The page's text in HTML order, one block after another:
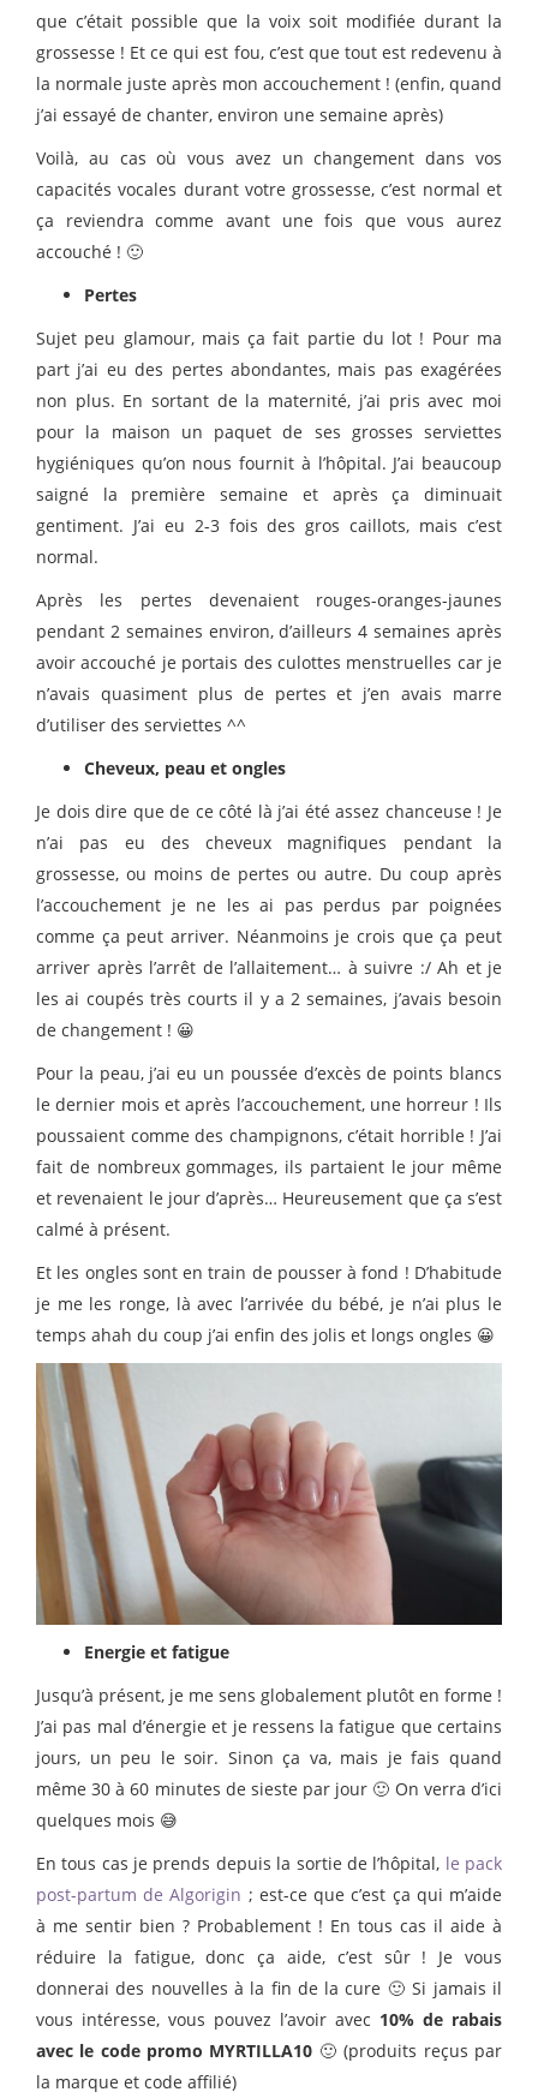
que c’était possible que la voix soit modifiée durant la
grossesse ! Et ce qui est fou, c’est que tout est redevenu à
la normale juste après mon accouchement ! (enfin, quand
j’ai essayé de chanter, environ une semaine après)
Voilà, au cas où vous avez un changement dans vos
capacités vocales durant votre grossesse, c’est normal et
ça reviendra comme avant une fois que vous aurez
accouché ! 🙂
Pertes
Sujet peu glamour, mais ça fait partie du lot ! Pour ma
part j’ai eu des pertes abondantes, mais pas exagérées
non plus. En sortant de la maternité, j’ai pris avec moi
pour la maison un paquet de ses grosses serviettes
hygiéniques qu’on nous fournit à l’hôpital. J’ai beaucoup
saigné la première semaine et après ça diminuait
gentiment. J’ai eu 2-3 fois des gros caillots, mais c’est
normal.
Après les pertes devenaient rouges-oranges-jaunes
pendant 2 semaines environ, d’ailleurs 4 semaines après
avoir accouché je portais des culottes menstruelles car je
n’avais quasiment plus de pertes et j’en avais marre
d’utiliser des serviettes ^^
Cheveux, peau et ongles
Je dois dire que de ce côté là j’ai été assez chanceuse ! Je
n’ai pas eu des cheveux magnifiques pendant la
grossesse, ou moins de pertes ou autre. Du coup après
l’accouchement je ne les ai pas perdus par poignées
comme ça peut arriver. Néanmoins je crois que ça peut
arriver après l’arrêt de l’allaitement… à suivre :/ Ah et je
les ai coupés très courts il y a 2 semaines, j’avais besoin
de changement ! 😀
Pour la peau, j’ai eu un poussée d’excès de points blancs
le dernier mois et après l’accouchement, une horreur ! Ils
poussaient comme des champignons, c’était horrible ! J’ai
fait de nombreux gommages, ils partaient le jour même
et revenaient le jour d’après… Heureusement que ça s’est
calmé à présent.
Et les ongles sont en train de pousser à fond ! D’habitude
je me les ronge, là avec l’arrivée du bébé, je n’ai plus le
temps ahah du coup j’ai enfin des jolis et longs ongles 😀
Energie et fatigue
Jusqu’à présent, je me sens globalement plutôt en forme !
J’ai pas mal d’énergie et je ressens la fatigue que certains
jours, un peu le soir. Sinon ça va, mais je fais quand
même 30 à 60 minutes de sieste par jour 🙂 On verra d’ici
quelques mois 😅
En tous cas je prends depuis la sortie de l’hôpital, le pack
post-partum de Algorigin ; est-ce que c’est ça qui m’aide
à me sentir bien ? Probablement ! En tous cas il aide à
réduire la fatigue, donc ça aide, c’est sûr ! Je vous
donnerai des nouvelles à la fin de la cure 🙂 Si jamais il
vous intéresse, vous pouvez l’avoir avec 10% de rabais
avec le code promo MYRTILLA10 🙂 (produits reçus par
la marque et code affilié)